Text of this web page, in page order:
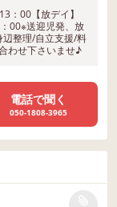
：00【放デイ】
00※送迎児発、放
整理/自立支援/料
わせ下さいませ♪
電話で聞く
050-1808-3965